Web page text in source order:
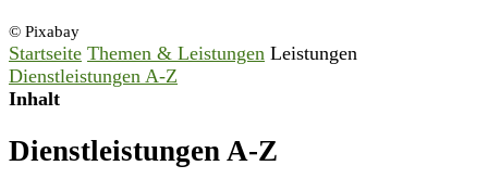
© Pixabay
Startseite Themen & Leistungen Leistungen
Dienstleistungen A-Z
Inhalt
Dienstleistungen A-Z